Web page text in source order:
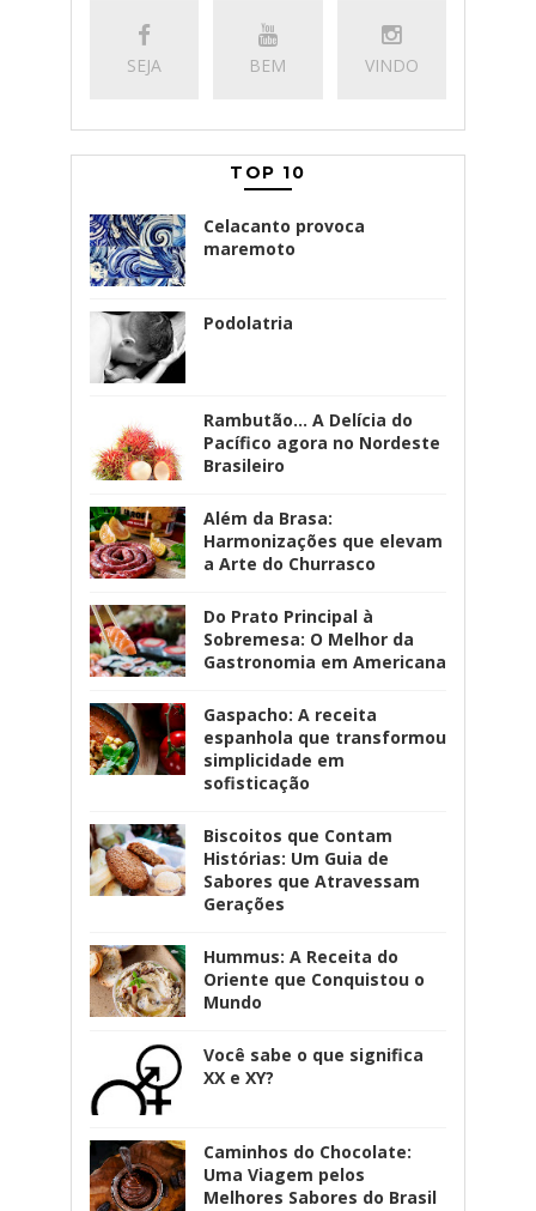
SEJA BEM VINDO
TOP 10
Celacanto provoca
maremoto
Podolatria
Rambutão... A Delícia do
Pacífico agora no Nordeste
Brasileiro
Além da Brasa:
Harmonizações que elevam
a Arte do Churrasco
Do Prato Principal à
Sobremesa: O Melhor da
Gastronomia em Americana
Gaspacho: A receita
espanhola que transformou
simplicidade em
sofisticação
Biscoitos que Contam
Histórias: Um Guia de
Sabores que Atravessam
Gerações
Hummus: A Receita do
Oriente que Conquistou o
Mundo
Você sabe o que significa
XX e XY?
Caminhos do Chocolate:
Uma Viagem pelos
Melhores Sabores do Brasil